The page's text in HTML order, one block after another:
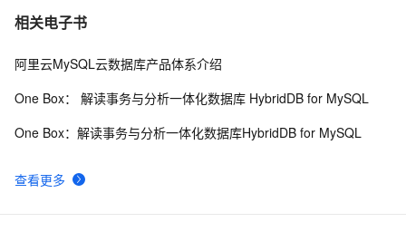
相关电子书
查看更多
阿里云MySQL云数据库产品体系介绍
One Box： 解读事务与分析一体化数据库 HybridDB for MySQL
One Box：解读事务与分析一体化数据库HybridDB for MySQL